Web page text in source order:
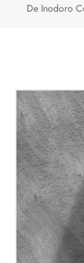
De Inodoro